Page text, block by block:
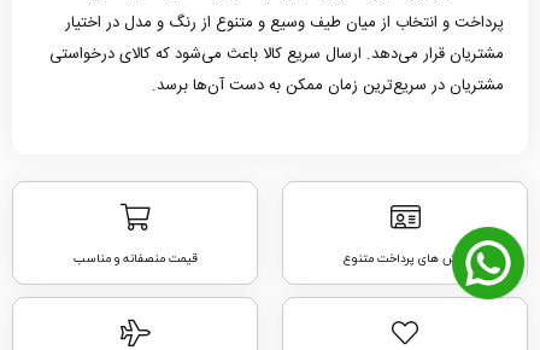
پرداخت و انتخاب از میان طیف وسیع و متنوع از رنگ و مدل در اختیار
مشتریان قرار می‌دهد. ارسال سریع کالا باعث می‌شود که کالای درخواستی
مشتریان در سریع‌ترین زمان ممکن به دست آن‌ها برسد.
روش های پرداخت متنوع قیمت منصفانه و مناسب